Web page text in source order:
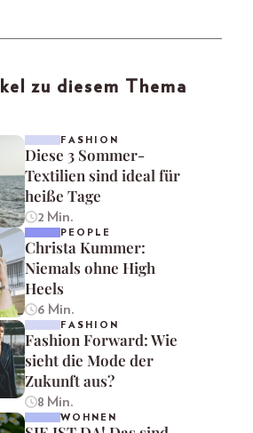
zu diesem Thema
FASHION
Diese 3 Sommer-
Textilien sind ideal für
heiße Tage
2 Min.
PEOPLE
Christa Kummer:
Niemals ohne High
Heels
6 Min.
FASHION
Fashion Forward: Wie
sieht die Mode der
Zukunft aus?
8 Min.
WOHNEN